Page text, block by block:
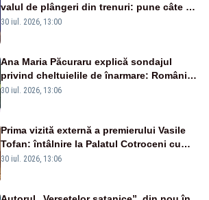
valul de plângeri din trenuri: pune câte un
director responsabil pentru fiecare dintre
30 iul. 2026, 13:00
Ana Maria Păcuraru explică sondajul
privind cheltuielile de înarmare: Românii
cer transparență în achiziții și un echilibru
30 iul. 2026, 13:06
Prima vizită externă a premierului Vasile
Tofan: întâlnire la Palatul Cotroceni cu
președintele Nicușor Dan
30 iul. 2026, 13:06